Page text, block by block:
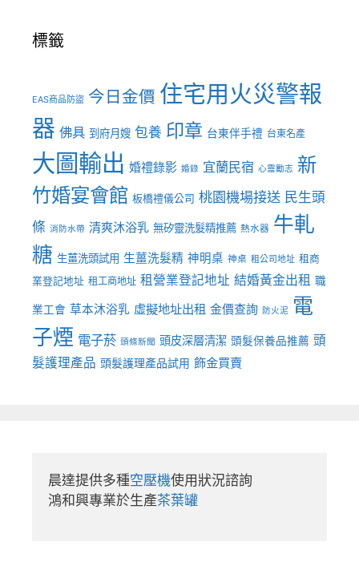
標籤
EAS商品防盜 今日金價 住宅用火災警報
器 佛具 到府月嫂 包養 印章 台東伴手禮 台東名產
大圖輸出 婚禮錄影 婚錄 宜蘭民宿 心靈勵志 新
竹婚宴會館 板橋禮儀公司 桃園機場接送 民生頭
條 消防水帶 清爽沐浴乳 無矽靈洗髮精推薦 熱水器 牛軋
糖 生薑洗頭試用 生薑洗髮精 神明桌 神桌 租公司地址 租商
業登記地址 租工商地址 租營業登記地址 結婚黃金出租 職
業工會 草本沐浴乳 虛擬地址出租 金價查詢 防火泥
電
子煙 電子菸 頭條新聞 頭皮深層清潔 頭髮保養品推薦 頭
髮護理產品 頭髮護理產品試用 飾金買賣
晨達提供多種空壓機使用狀況諮詢
鴻和興專業於生產茶葉罐